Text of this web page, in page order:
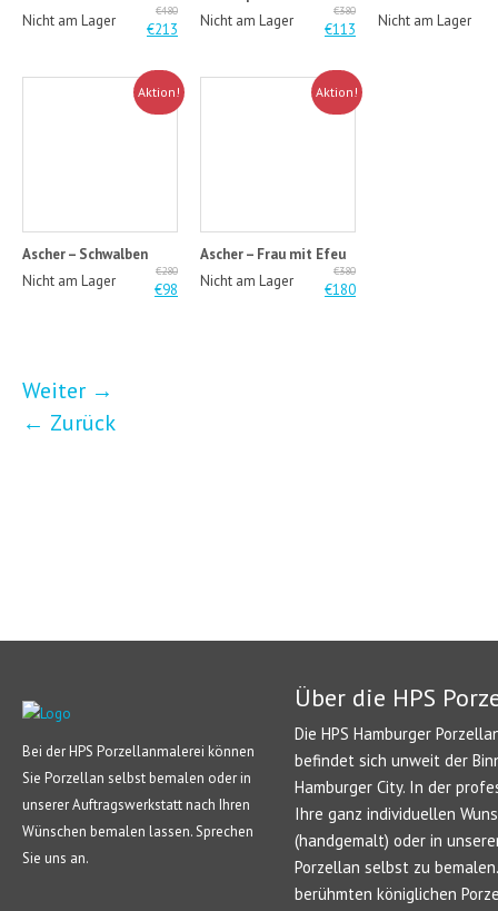
€480
€213
Nicht am Lager
€380
€113
Nicht am Lager
Nicht am Lager
Aktion!
Ascher – Schwalben
€280
€98
Nicht am Lager
Aktion!
Ascher – Frau mit Efeu
€380
€180
Nicht am Lager
Weiter →
← Zurück
Bei der HPS Porzellanmalerei können
Sie Porzellan selbst bemalen oder in
unserer Auftragswerkstatt nach Ihren
Wünschen bemalen lassen. Sprechen
Sie uns an.
Über die HPS
Die HPS Hamburger
befindet sich unweit der
Hamburger City. In der
Ihre ganz individuellen
(handgemalt) oder in
Porzellan selbst zu
berühmten königlichen